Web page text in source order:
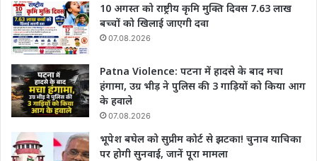
10 अगस्त को राष्ट्रीय कृमि मुक्ति दिवस 7.63 लाख
बच्चों को खिलाई जाएगी दवा
07.08.2026
Patna Violence: पटना में हादसे के बाद मचा
हंगामा, उग्र भीड़ ने पुलिस की 3 गाड़ियों को किया आग
के हवाले
07.08.2026
भूपेश बघेल को सुप्रीम कोर्ट से झटका! चुनाव याचिका
पर होगी सुनवाई, जानें पूरा मामला